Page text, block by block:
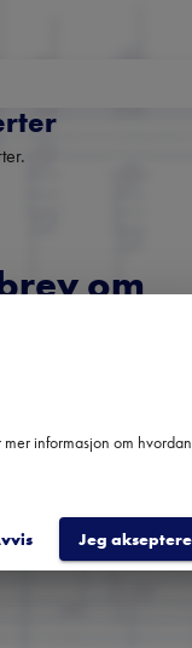
om
informasjon om hvordan
Jeg